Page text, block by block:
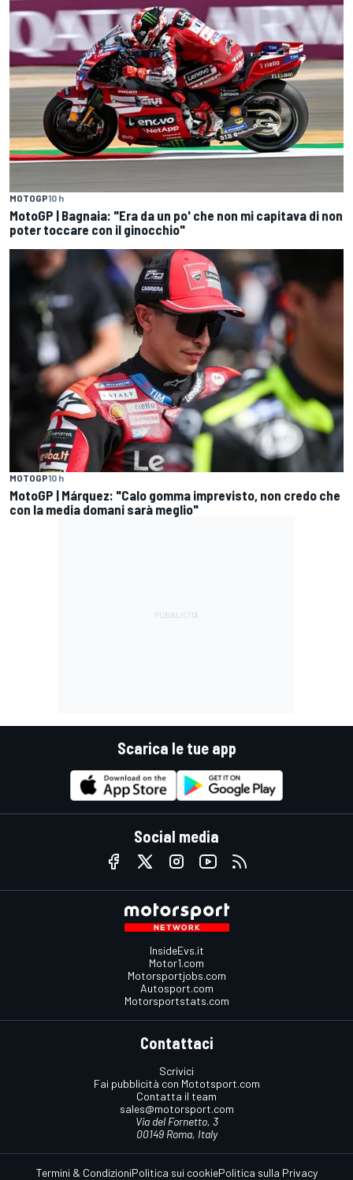
MOTOGP10 h
MotoGP | Bagnaia: "Era da un po' che non mi capitava di non
poter toccare con il ginocchio"
MOTOGP10 h
MotoGP | Márquez: "Calo gomma imprevisto, non credo che
con la media domani sarà meglio"
Scarica le tue app
Social media
InsideEvs.it
Motor1.com
Motorsportjobs.com
Autosport.com
Motorsportstats.com
Contattaci
Scrivici
Fai pubblicità con Mototsport.com
Contatta il team
sales@motorsport.com
Via del Fornetto, 3
00149 Roma, Italy
Termini & CondizioniPolitica sui cookiePolitica sulla Privacy